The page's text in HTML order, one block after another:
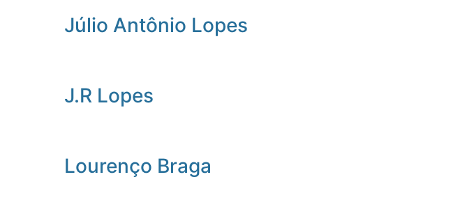
Júlio Antônio Lopes
J.R Lopes
Lourenço Braga